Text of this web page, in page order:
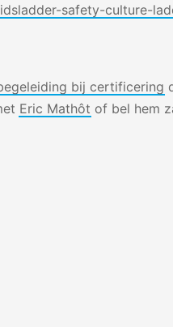
safety-culture-
bij certificering
Eric Mathôt of bel hem